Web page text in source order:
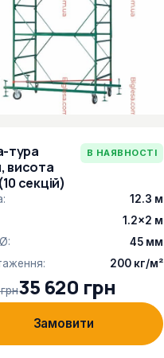
тура
висота
секцій)
В НАЯВНОСТІ
12.3 м
1.2×2 м
45 мм
200 кг/м²
35 620 грн
Замовити